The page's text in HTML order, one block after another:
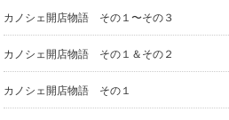
カノシェ開店物語 その１〜その３
カノシェ開店物語 その１＆その２
カノシェ開店物語 その１